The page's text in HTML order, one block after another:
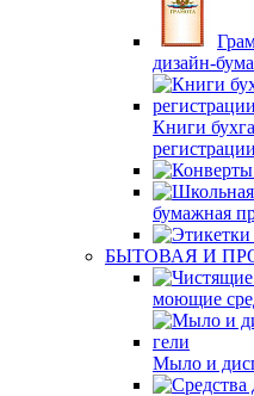
дизайн-
Книги
регистрации
бумажная
БЫТОВАЯ И
моющие
Мыло и